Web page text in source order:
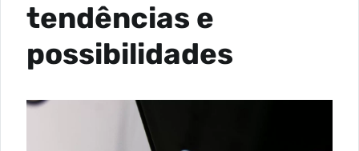
tendências e
possibilidades